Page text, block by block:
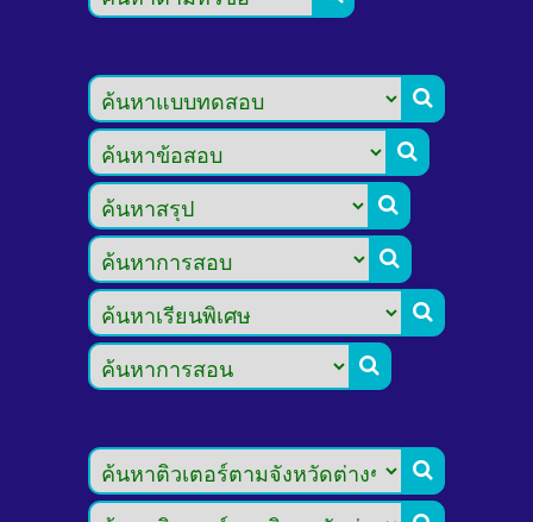






